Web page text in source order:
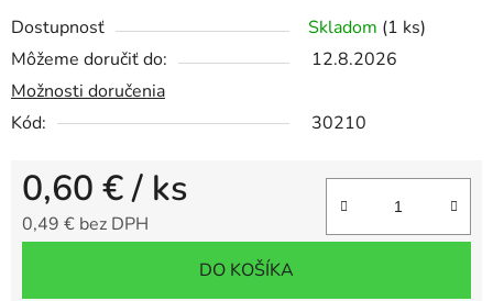
Dostupnosť Skladom (1 ks)
Môžeme doručiť do:
12.8.2026
Možnosti doručenia
Kód:
30210
0,60 €/ ks
0,49 € bez DPH
DO KOŠÍKA